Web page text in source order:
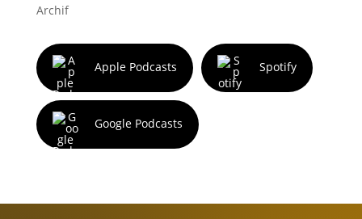
Archif
Apple Podcasts Spotify
Google Podcasts